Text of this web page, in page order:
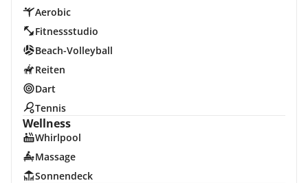
Aerobic
Fitnessstudio
Beach-Volleyball
Reiten
Dart
Tennis
Wellness
Whirlpool
Massage
Sonnendeck